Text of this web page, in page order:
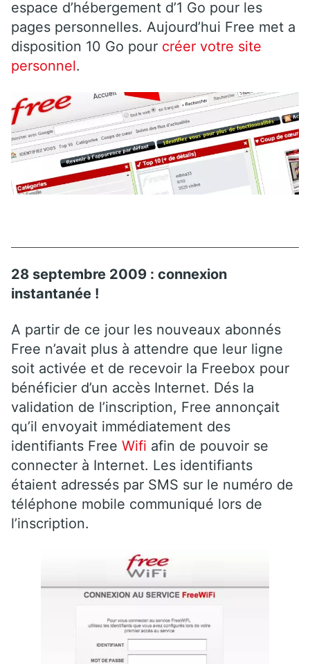
espace d’hébergement d’1 Go pour les
pages personnelles. Aujourd’hui Free met a
disposition 10 Go pour créer votre site
personnel.
28 septembre 2009 : connexion
instantanée !
A partir de ce jour les nouveaux abonnés
Free n’avait plus à attendre que leur ligne
soit activée et de recevoir la Freebox pour
bénéficier d’un accès Internet. Dés la
validation de l’inscription, Free annonçait
qu’il envoyait immédiatement des
identifiants Free Wifi afin de pouvoir se
connecter à Internet. Les identifiants
étaient adressés par SMS sur le numéro de
téléphone mobile communiqué lors de
l’inscription.